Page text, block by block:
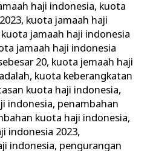
haji indonesia, kuota
, kuota jamaah haji
kuota jamaah haji indonesia
jamaah haji indonesia
20, kuota jemaah haji
, kuota keberangkatan
kuota haji indonesia,
indonesia, penambahan
kuota haji indonesia,
indonesia 2023,
indonesia, pengurangan